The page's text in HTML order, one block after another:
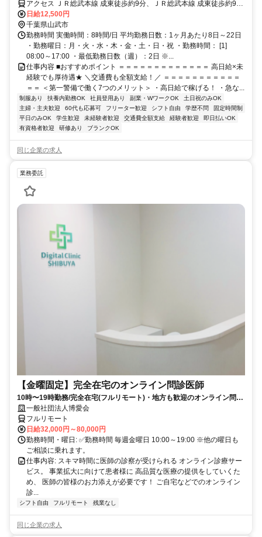
アクセス ＪＲ総武本線 成東徒歩約9分、ＪＲ総武本線 成東徒歩約9
分、ＪＲ東金線/ＪＲ外房線 求名出入口2徒歩約42分 直行直帰OK＊交
通費全額支給＊
日給12,500円
千葉県山武市
勤務時間 実働時間：8時間/日 平均勤務日数：1ヶ月あたり8日～22日
・勤務曜日：月・火・水・木・金・土・日・祝 ・勤務時間： [1]
08:00～17:00 ・最低勤務日数（週）：2日 ※...
仕事内容 ■おすすめポイント ＝＝＝＝＝＝＝＝＝＝＝＝＝ 高日給×未
経験でも厚待遇★ ＼交通費も全額支給！／ ＝＝＝＝＝＝＝＝＝＝＝
＝＝ ＜第一警備で働く7つのメリット＞ ・高日給で稼げる！ ・急な...
制服あり 扶養内勤務OK 社員登用あり 副業・WワークOK
土日祝のみOK
主婦・主夫歓迎
60代も応募可 フリーター歓迎 シフト自由 学歴不問
固定時間制
平日のみOK
学生歓迎 未経験者歓迎 交通費全額支給 経験者歓迎
即日払いOK
有資格者歓迎
研修あり ブランクOK
同じ企業の求人
業務委託
【金曜固定】完全在宅のオンライン問診医師
10時〜19時勤務/完全在宅(フルリモート)・地方も歓迎のオンライン問診
業務一般社団法人博愛会
フルリモート
日給32,000円～80,000円
勤務時間・曜日: ✅勤務時間 毎週金曜日 10:00～19:00 ※他の曜日も
ご相談に乗れます。
仕事内容: スキマ時間に医師の診察が受けられる オンライン診療サー
ビス。 事業拡大に向けて患者様に 高品質な医療の提供をしていくた
め、 医師の皆様のお力添えが必要です！ ご自宅などでのオンライン
診...
シフト自由 フルリモート 残業なし
同じ企業の求人